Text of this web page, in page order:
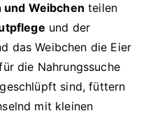
und Weibchen teilen
und der
das Weibchen die Eier
die Nahrungssuche
sind, füttern
mit kleinen